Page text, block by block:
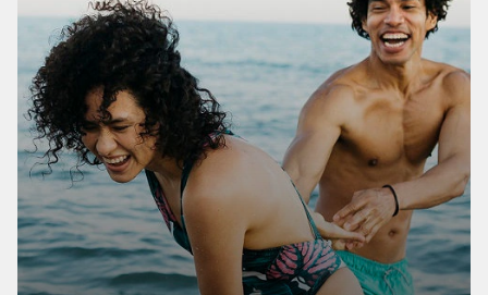
Strategies for Improving the Health of Elderly
People with Dysphagia: A Review of Recent
Developments (Estratégias de processamento
de alimentos e nutrição para melhorar a saúde
de idosos com disfagia: uma revisão dos
desenvolvimentos recentes)." Foods, 13 (2024).
https://doi.org/10.3390/foods13020215.
7. pesquisa proprietária da dsm-firmenich 2024.